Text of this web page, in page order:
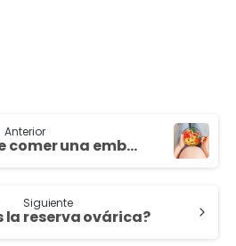
Anterior
Qué no puede comer una embarazada: Una guía de Clínica IMAR
Siguiente
la reserva ovárica?